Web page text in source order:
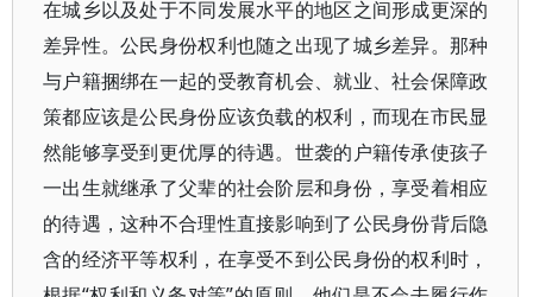
在城乡以及处于不同发展水平的地区之间形成更深的
差异性。公民身份权利也随之出现了城乡差异。那种
与户籍捆绑在一起的受教育机会、就业、社会保障政
策都应该是公民身份应该负载的权利，而现在市民显
然能够享受到更优厚的待遇。世袭的户籍传承使孩子
一出生就继承了父辈的社会阶层和身份，享受着相应
的待遇，这种不合理性直接影响到了公民身份背后隐
含的经济平等权利，在享受不到公民身份的权利时，